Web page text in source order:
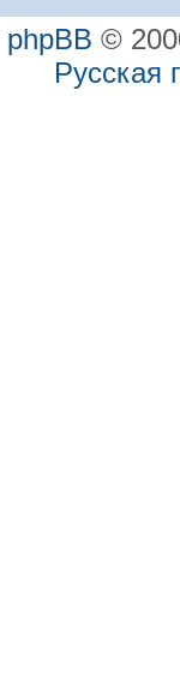
phpBB ©
Русская